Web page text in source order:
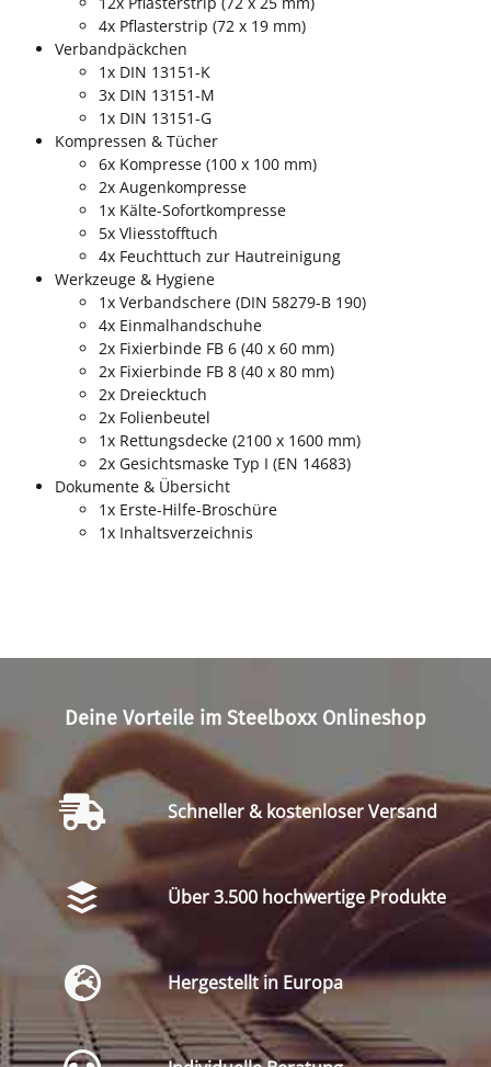
4x Pflasterstrip (72 x 19 mm)
Verbandpäckchen
1x DIN 13151-K
3x DIN 13151-M
1x DIN 13151-G
Kompressen & Tücher
6x Kompresse (100 x 100 mm)
2x Augenkompresse
1x Kälte-Sofortkompresse
5x Vliesstofftuch
4x Feuchttuch zur Hautreinigung
Werkzeuge & Hygiene
1x Verbandschere (DIN 58279-B 190)
4x Einmalhandschuhe
2x Fixierbinde FB 6 (40 x 60 mm)
2x Fixierbinde FB 8 (40 x 80 mm)
2x Dreiecktuch
2x Folienbeutel
1x Rettungsdecke (2100 x 1600 mm)
2x Gesichtsmaske Typ I (EN 14683)
Dokumente & Übersicht
1x Erste-Hilfe-Broschüre
1x Inhaltsverzeichnis
Deine Vorteile im Steelboxx Onlineshop
Schneller & kostenloser Versand
Über 3.500 hochwertige Produkte
Hergestellt in Europa